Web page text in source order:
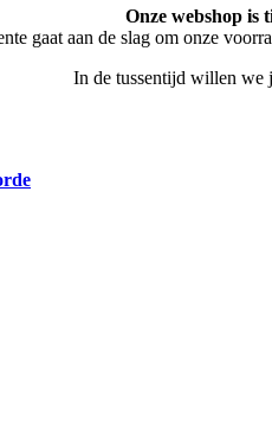
Onze webshop is
gaat aan de slag om onze
In de tussentijd willen we